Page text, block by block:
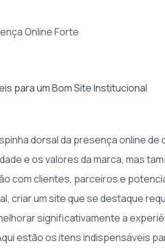
Online Forte
dorsal da presença online de
e os valores da marca, mas
com clientes, parceiros e
criar um site que se destaque
significativamente a
estão os itens indispensáveis